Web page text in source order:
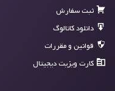
ثبت سفارش
دانلود کاتالوگ
قوانین و مقررات
کارت ویزیت دیجیتال